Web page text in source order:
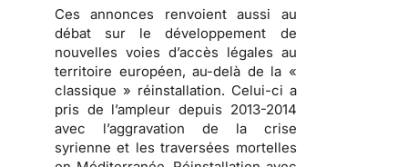
Ces annonces renvoient aussi au
débat sur le développement de
nouvelles voies d’accès légales au
territoire européen, au-delà de la «
classique » réinstallation. Celui-ci a
pris de l’ampleur depuis 2013-2014
avec l’aggravation de la crise
syrienne et les traversées mortelles